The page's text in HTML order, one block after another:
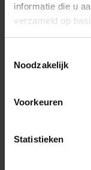
informatie die u
verzameld op
Noodzakelijk
Voorkeuren
Statistieken